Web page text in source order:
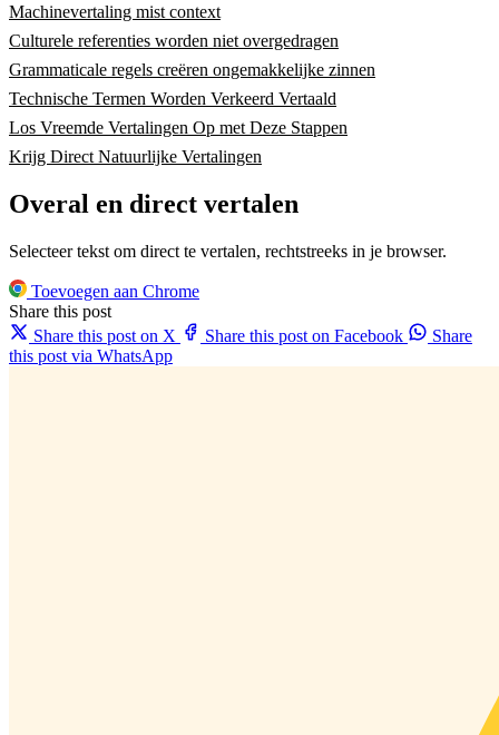
Machinevertaling mist context
Culturele referenties worden niet overgedragen
Grammaticale regels creëren ongemakkelijke zinnen
Technische Termen Worden Verkeerd Vertaald
Los Vreemde Vertalingen Op met Deze Stappen
Krijg Direct Natuurlijke Vertalingen
Overal en direct vertalen
Selecteer tekst om direct te vertalen, rechtstreeks in je browser.
Toevoegen aan Chrome
Share this post
Share this post on X
Share this post on Facebook
Share
this post via WhatsApp